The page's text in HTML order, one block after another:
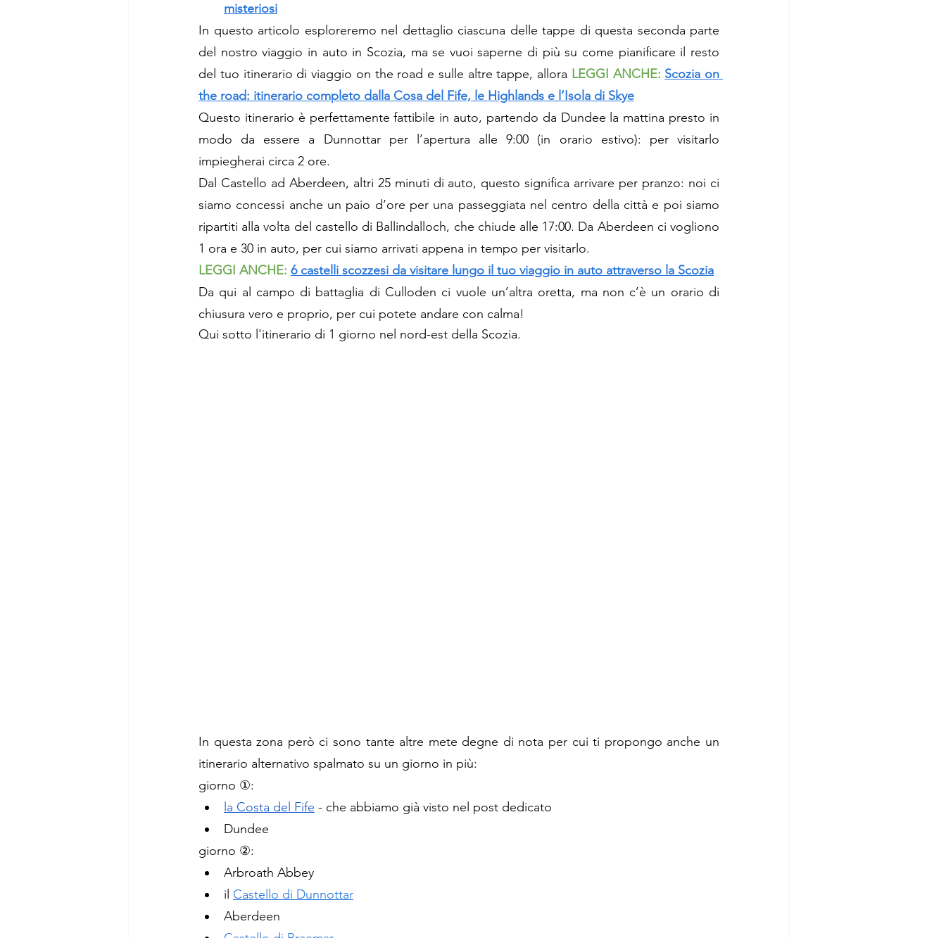
misteriosi
In questo articolo esploreremo nel dettaglio ciascuna delle tappe di questa seconda parte
del nostro viaggio in auto in Scozia, ma se vuoi saperne di più su come pianificare il resto
del tuo itinerario di viaggio on the road e sulle altre tappe, allora LEGGI ANCHE: Scozia on
the road: itinerario completo dalla Cosa del Fife, le Highlands e l’Isola di Skye
Questo itinerario è perfettamente fattibile in auto, partendo da Dundee la mattina presto in
modo da essere a Dunnottar per l’apertura alle 9:00 (in orario estivo): per visitarlo
impiegherai circa 2 ore.
Dal Castello ad Aberdeen, altri 25 minuti di auto, questo significa arrivare per pranzo: noi ci
siamo concessi anche un paio d’ore per una passeggiata nel centro della città e poi siamo
ripartiti alla volta del castello di Ballindalloch, che chiude alle 17:00. Da Aberdeen ci vogliono
1 ora e 30 in auto, per cui siamo arrivati appena in tempo per visitarlo.
LEGGI ANCHE: 6 castelli scozzesi da visitare lungo il tuo viaggio in auto attraverso la Scozia
Da qui al campo di battaglia di Culloden ci vuole un’altra oretta, ma non c’è un orario di
chiusura vero e proprio, per cui potete andare con calma!
Qui sotto l'itinerario di 1 giorno nel nord-est della Scozia.
In questa zona però ci sono tante altre mete degne di nota per cui ti propongo anche un
itinerario alternativo spalmato su un giorno in più:
giorno ①:
la Costa del Fife - che abbiamo già visto nel post dedicato
Dundee
giorno ②:
Arbroath Abbey
il Castello di Dunnottar
Aberdeen